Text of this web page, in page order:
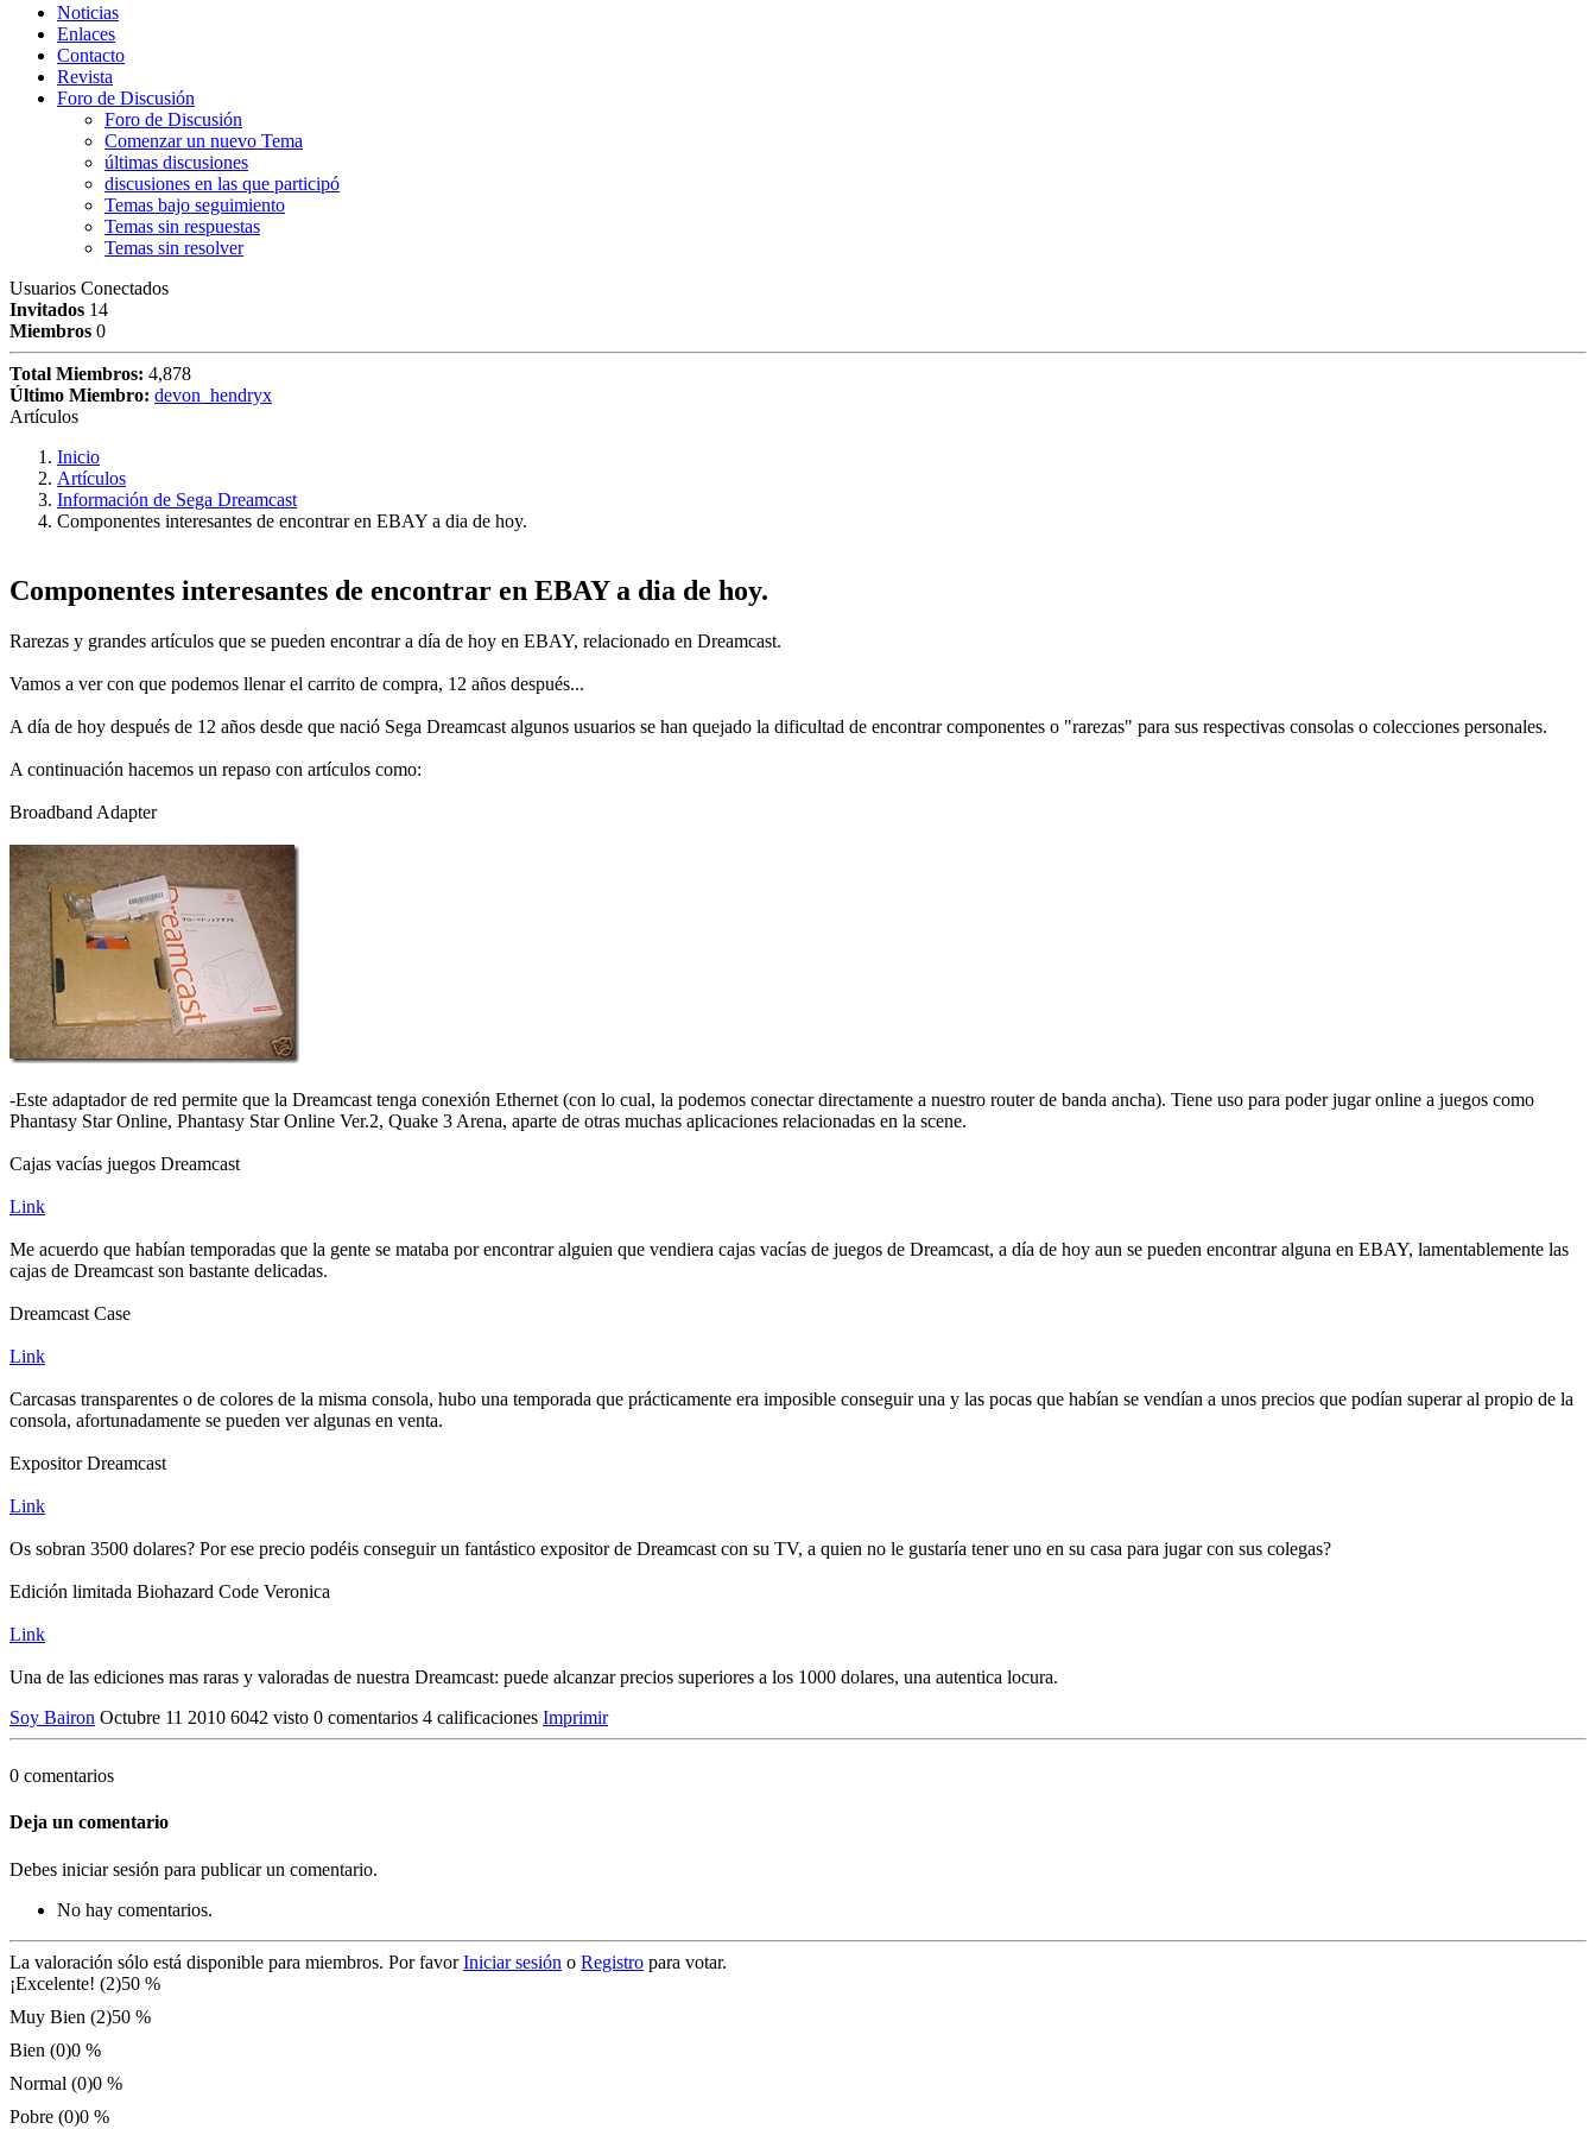
Noticias
Enlaces
Contacto
Revista
Foro de Discusión
Foro de Discusión
Comenzar un nuevo Tema
últimas discusiones
discusiones en las que participó
Temas bajo seguimiento
Temas sin respuestas
Temas sin resolver
Usuarios Conectados
Invitados 14
Miembros 0
Total Miembros: 4,878
Último Miembro: devon_hendryx
Artículos
Inicio
Artículos
Información de Sega Dreamcast
Componentes interesantes de encontrar en EBAY a dia de hoy.
Componentes interesantes de encontrar en EBAY a dia de hoy.
Rarezas y grandes artículos que se pueden encontrar a día de hoy en EBAY, relacionado en Dreamcast.
Vamos a ver con que podemos llenar el carrito de compra, 12 años después...
A día de hoy después de 12 años desde que nació Sega Dreamcast algunos usuarios se han quejado la dificultad de encontrar componentes o "rarezas" para sus respectivas consolas o colecciones personales.
A continuación hacemos un repaso con artículos como:
Broadband Adapter
-Este adaptador de red permite que la Dreamcast tenga conexión Ethernet (con lo cual, la podemos conectar directamente a nuestro router de banda ancha). Tiene uso para poder jugar online a juegos como
Phantasy Star Online, Phantasy Star Online Ver.2, Quake 3 Arena, aparte de otras muchas aplicaciones relacionadas en la scene.
Cajas vacías juegos Dreamcast
Link
Me acuerdo que habían temporadas que la gente se mataba por encontrar alguien que vendiera cajas vacías de juegos de Dreamcast, a día de hoy aun se pueden encontrar alguna en EBAY, lamentablemente las
cajas de Dreamcast son bastante delicadas.
Dreamcast Case
Link
Carcasas transparentes o de colores de la misma consola, hubo una temporada que prácticamente era imposible conseguir una y las pocas que habían se vendían a unos precios que podían superar al propio de la
consola, afortunadamente se pueden ver algunas en venta.
Expositor Dreamcast
Link
Os sobran 3500 dolares? Por ese precio podéis conseguir un fantástico expositor de Dreamcast con su TV, a quien no le gustaría tener uno en su casa para jugar con sus colegas?
Edición limitada Biohazard Code Veronica
Link
Una de las ediciones mas raras y valoradas de nuestra Dreamcast: puede alcanzar precios superiores a los 1000 dolares, una autentica locura.
Soy Bairon Octubre 11 2010 6042 visto 0 comentarios 4 calificaciones Imprimir
0 comentarios
Deja un comentario
Debes iniciar sesión para publicar un comentario.
No hay comentarios.
La valoración sólo está disponible para miembros. Por favorIniciar sesión o Registro para votar.
¡Excelente! (2)50 %
Muy Bien (2)50 %
Bien (0)0 %
Normal (0)0 %
Pobre (0)0 %